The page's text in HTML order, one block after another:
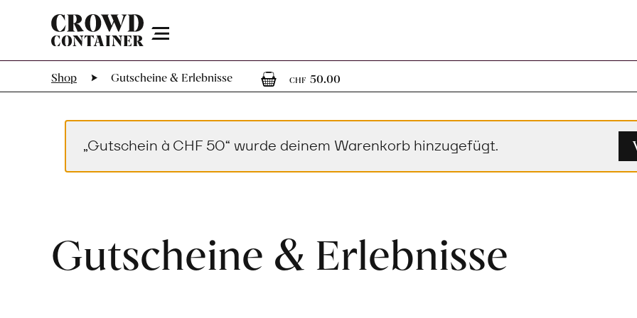
Menu
Shop Gutscheine & Erlebnisse
CHF 50.001 Artikel im Warenkorb
„Gutschein à CHF 50“ wurde deinem Warenkorb hinzugefügt.
Gutscheine & Erlebnisse